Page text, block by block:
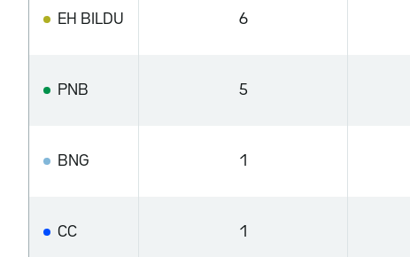
EH BILDU 6
PNB 5
BNG 1
CC 1